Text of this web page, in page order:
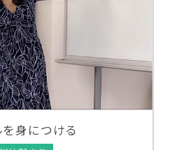
身につける